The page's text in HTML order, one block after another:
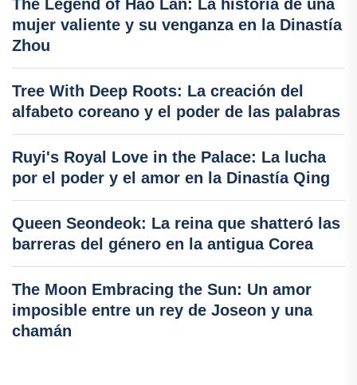
The Legend of Hao Lan: La historia de una
mujer valiente y su venganza en la Dinastía
Zhou
Tree With Deep Roots: La creación del
alfabeto coreano y el poder de las palabras
Ruyi's Royal Love in the Palace: La lucha
por el poder y el amor en la Dinastía Qing
Queen Seondeok: La reina que shatteró las
barreras del género en la antigua Corea
The Moon Embracing the Sun: Un amor
imposible entre un rey de Joseon y una
chamán